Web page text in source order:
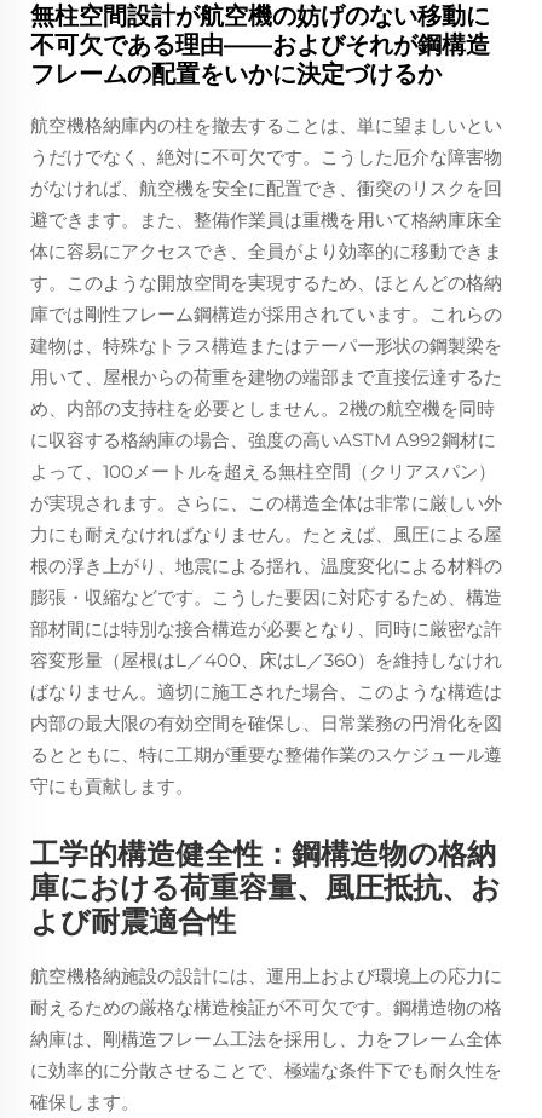
無柱空間設計が航空機の妨げのない移動に
不可欠である理由——およびそれが鋼構造
フレームの配置をいかに決定づけるか
航空機格納庫内の柱を撤去することは、単に望ましいとい
うだけでなく、絶対に不可欠です。こうした厄介な障害物
がなければ、航空機を安全に配置でき、衝突のリスクを回
避できます。また、整備作業員は重機を用いて格納庫床全
体に容易にアクセスでき、全員がより効率的に移動できま
す。このような開放空間を実現するため、ほとんどの格納
庫では剛性フレーム鋼構造が採用されています。これらの
建物は、特殊なトラス構造またはテーパー形状の鋼製梁を
用いて、屋根からの荷重を建物の端部まで直接伝達するた
め、内部の支持柱を必要としません。2機の航空機を同時
に収容する格納庫の場合、強度の高いASTM A992鋼材に
よって、100メートルを超える無柱空間（クリアスパン）
が実現されます。さらに、この構造全体は非常に厳しい外
力にも耐えなければなりません。たとえば、風圧による屋
根の浮き上がり、地震による揺れ、温度変化による材料の
膨張・収縮などです。こうした要因に対応するため、構造
部材間には特別な接合構造が必要となり、同時に厳密な許
容変形量（屋根はL／400、床はL／360）を維持しなけれ
ばなりません。適切に施工された場合、このような構造は
内部の最大限の有効空間を確保し、日常業務の円滑化を図
るとともに、特に工期が重要な整備作業のスケジュール遵
守にも貢献します。
工学的構造健全性：鋼構造物の格納
庫における荷重容量、風圧抵抗、お
よび耐震適合性
航空機格納施設の設計には、運用上および環境上の応力に
耐えるための厳格な構造検証が不可欠です。鋼構造物の格
納庫は、剛構造フレーム工法を採用し、力をフレーム全体
に効率的に分散させることで、極端な条件下でも耐久性を
確保します。